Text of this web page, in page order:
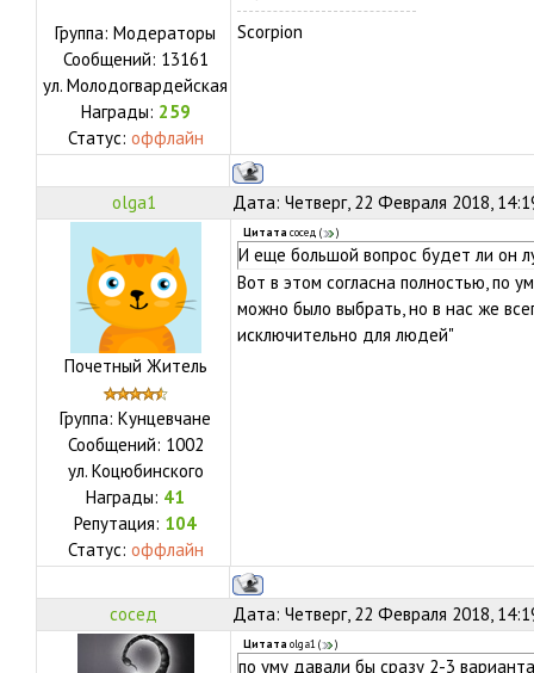
Группа: Модераторы
Сообщений: 13161
ул. Молодогвардейская
Награды: 259
Статус: оффлайн
Scorpion
olga1 Дата: Четверг, 22 Февраля 2018,
Почетный Житель
Группа: Кунцевчане
Сообщений: 1002
ул. Коцюбинского
Награды: 41
Репутация: 104
Статус: оффлайн
Цитата сосед ( )
И еще большой вопрос будет ли он
Вот в этом согласна полностью, по
можно было выбрать, но в нас же
исключительно для людей"
сосед Дата: Четверг, 22 Февраля 2018,
Цитата olga1( )
по уму давали бы сразу 2-3 варианта